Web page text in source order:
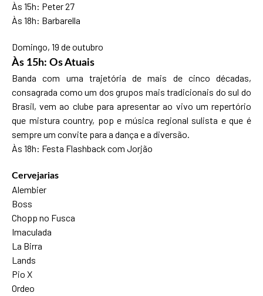
Às 15h: Peter 27
Às 18h: Barbarella
Domingo, 19 de outubro
Às 15h: Os Atuais
Banda com uma trajetória de mais de cinco décadas,
consagrada como um dos grupos mais tradicionais do sul do
Brasil, vem ao clube para apresentar ao vivo um repertório
que mistura country, pop e música regional sulista e que é
sempre um convite para a dança e a diversão.
Às 18h: Festa Flashback com Jorjão
Cervejarias
Alembier
Boss
Chopp no Fusca
Imaculada
La Birra
Lands
Pio X
Ordeo